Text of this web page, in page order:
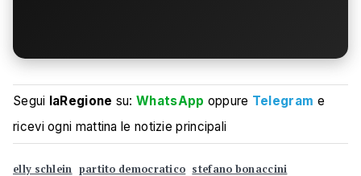
Segui laRegione su:WhatsApp oppure Telegram e
ricevi ogni mattina le notizie principali
elly schlein partito democratico stefano bonaccini